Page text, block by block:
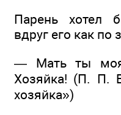
Парень хотел
вдруг его как по
— Мать ты
Хозяйка! (П. П.
хозяйка»)